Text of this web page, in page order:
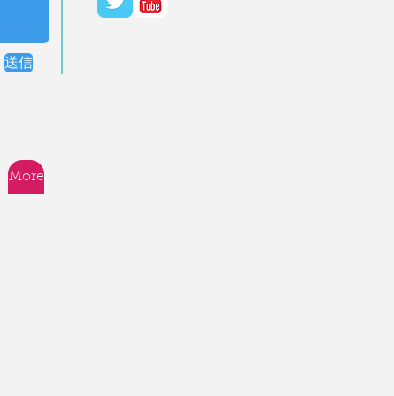
送信
More